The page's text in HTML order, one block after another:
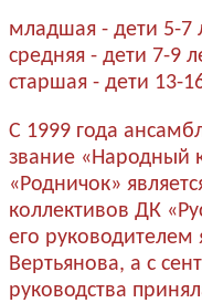
младшая - дети 5-7
средняя - дети 7-9
старшая - дети 13-
C 1999 года
звание «Народный
«Родничок»
коллективов ДК
его руководителем
Вертьянова, а с
руководства